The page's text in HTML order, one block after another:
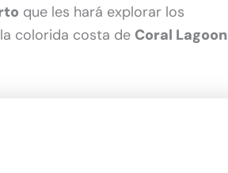
que les hará explorar los
colorida costa de Coral Lagoon